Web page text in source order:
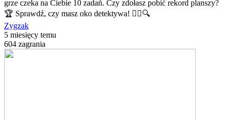
grze czeka na Ciebie 10 zadań. Czy zdołasz pobić rekord planszy?
🏆 Sprawdź, czy masz oko detektywa! 🕵️‍♂️🔍
Zygzak
5 miesięcy temu
604 zagrania